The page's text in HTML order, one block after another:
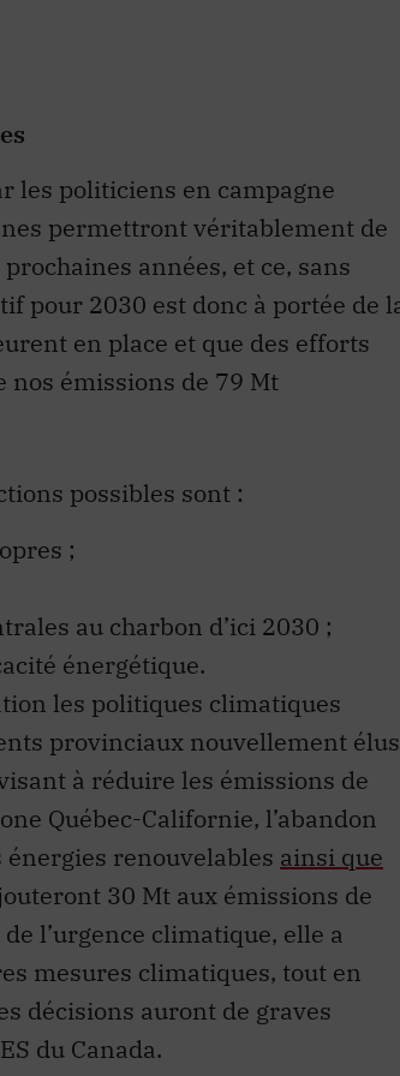
les politiciens en campagne
permettront véritablement de
années, et ce, sans
pour 2030 est donc à portée de
en place et que des efforts
émissions de 79 Mt
possibles sont :
;
au charbon d’ici 2030 ;
énergétique.
les politiques climatiques
provinciaux nouvellement élus
à réduire les émissions de
Québec-Californie, l’abandon
énergies renouvelables ainsi que
30 Mt aux émissions de
l’urgence climatique, elle a
mesures climatiques, tout en
décisions auront de graves
du Canada.